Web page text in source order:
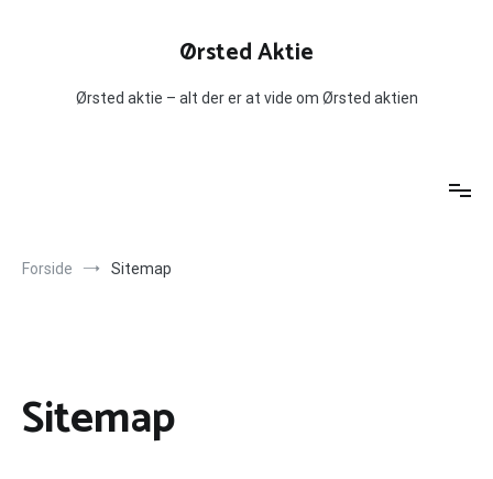
Ørsted Aktie
Ørsted aktie – alt der er at vide om Ørsted aktien
Forside Sitemap
Sitemap